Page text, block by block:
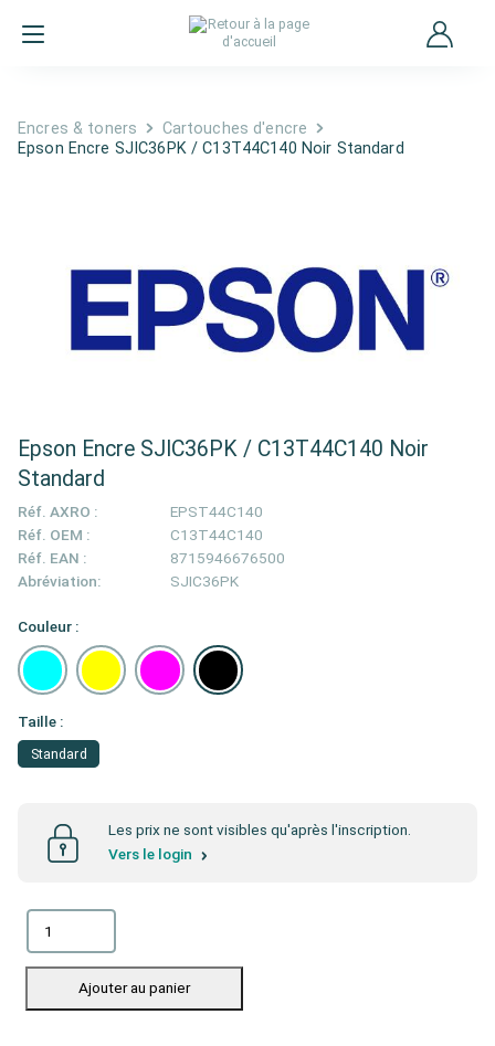
Encres & toners
Cartouches d'encre
Epson Encre SJIC36PK / C13T44C140 Noir Standard
Epson Encre SJIC36PK / C13T44C140 Noir
Standard
Réf. AXRO :
EPST44C140
Réf. OEM :
C13T44C140
Réf. EAN :
8715946676500
Abréviation:
SJIC36PK
Couleur :
Taille :
Standard
Les prix ne sont visibles qu'après l'inscription.
Vers le login
Ajouter au panier